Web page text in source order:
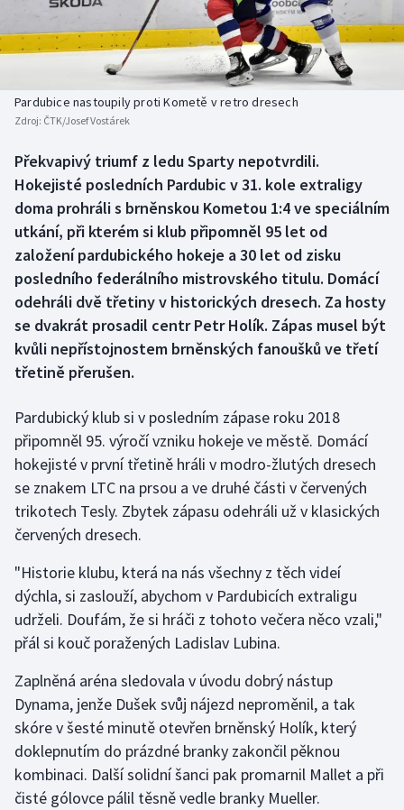
Baseball a softbal
Basketbal
Biatlon
Box
Curling
Dostihy
Florbal
Futsal
Gymnastika
Házená
Jezdectví
Judo
Krasobruslení
Lyže a snowboard
Moderní pětiboj
Motorsport
Soutěže
Historické návraty
Aplikace ČT sport
Pardubice nastoupily proti Kometě v retro dresech
Zdroj: ČTK/Josef Vostárek
Překvapivý triumf z ledu Sparty nepotvrdili.
Hokejisté posledních Pardubic v 31. kole extraligy
doma prohráli s brněnskou Kometou 1:4 ve speciálním
utkání, při kterém si klub připomněl 95 let od
založení pardubického hokeje a 30 let od zisku
posledního federálního mistrovského titulu. Domácí
odehráli dvě třetiny v historických dresech. Za hosty
se dvakrát prosadil centr Petr Holík. Zápas musel být
kvůli nepřístojnostem brněnských fanoušků ve třetí
třetině přerušen.
Pardubický klub si v posledním zápase roku 2018
připomněl 95. výročí vzniku hokeje ve městě. Domácí
hokejisté v první třetině hráli v modro-žlutých dresech
se znakem LTC na prsou a ve druhé části v červených
trikotech Tesly. Zbytek zápasu odehráli už v klasických
červených dresech.
"Historie klubu, která na nás všechny z těch videí
dýchla, si zaslouží, abychom v Pardubicích extraligu
udrželi. Doufám, že si hráči z tohoto večera něco vzali,"
přál si kouč poražených Ladislav Lubina.
Zaplněná aréna sledovala v úvodu dobrý nástup
Dynama, jenže Dušek svůj nájezd neproměnil, a tak
skóre v šesté minutě otevřen brněnský Holík, který
doklepnutím do prázdné branky zakončil pěknou
kombinaci. Další solidní šanci pak promarnil Mallet a při
čisté gólovce pálil těsně vedle branky Mueller.